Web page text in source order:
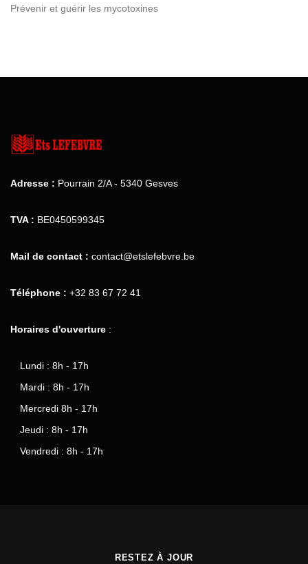
Prévenir et guérir les mycotoxines
Adresse : Pourrain 2/A - 5340 Gesves
TVA : BE0450599345
Mail de contact : contact@etslefebvre.be
Téléphone : +32 83 67 72 41
Horaires d'ouverture :
Lundi : 8h - 17h
Mardi : 8h - 17h
Mercredi 8h - 17h
Jeudi : 8h - 17h
Vendredi : 8h - 17h
RESTEZ À JOUR